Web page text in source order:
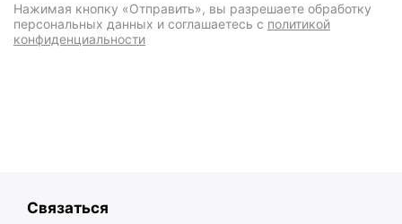
Нажимая кнопку «Отправить», вы разрешаете обработку
персональных данных и соглашаетесь с политикой
конфиденциальности
Связаться